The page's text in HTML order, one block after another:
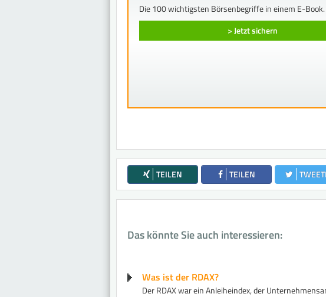
Die 100 wichtigsten Börsenbegriffe in einem E-Book.
> Jetzt sichern
TEILEN TEILEN
Das könnte Sie auch interessieren:
Was ist der RDAX?
Der RDAX war ein Anleiheindex, der